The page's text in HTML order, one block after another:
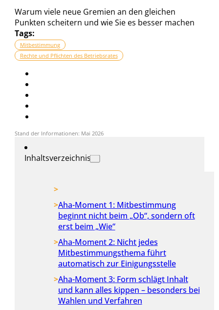
Warum viele neue Gremien an den gleichen
Punkten scheitern und wie Sie es besser machen
Tags:
Mitbestimmung
Rechte und Pflichten des Betriebsrates
Stand der Informationen: Mai 2026
Inhaltsverzeichnis
Aha-Moment 1: Mitbestimmung
beginnt nicht beim „Ob“, sondern oft
erst beim „Wie“
Aha-Moment 2: Nicht jedes
Mitbestimmungsthema führt
automatisch zur Einigungsstelle
Aha-Moment 3: Form schlägt Inhalt
und kann alles kippen – besonders bei
Wahlen und Verfahren